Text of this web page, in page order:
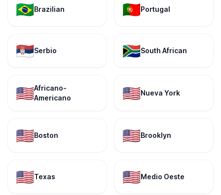
🇧🇷Brazilian 🇵🇹Portugal
🇷🇸Serbio 🇿🇦South African
🇺🇸Africano-
Americano
🇺🇸Nueva York
🇺🇸Boston 🇺🇸Brooklyn
🇺🇸Texas 🇺🇸Medio Oeste